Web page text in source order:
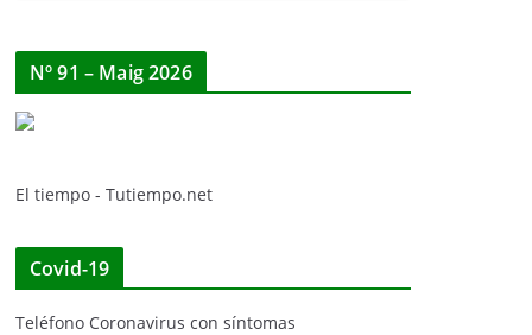
Nº 91 – Maig 2026
El tiempo - Tutiempo.net
Covid-19
Teléfono Coronavirus con síntomas